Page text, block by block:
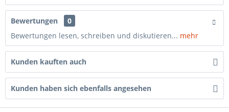
Bewertungen
0
Bewertungen lesen, schreiben und diskutieren... mehr
Kunden kauften auch
Kunden haben sich ebenfalls angesehen